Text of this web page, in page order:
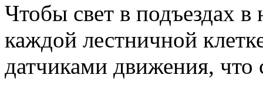
Чтобы свет в подъездах в
каждой лестничной
датчиками движения, что